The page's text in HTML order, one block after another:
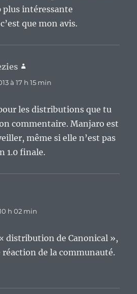
plus intéressante
que mon avis.
à 17 h 15 min
les distributions que tu
commentaire. Manjaro est
même si elle n’est pas
1.0 finale.
h 02 min
distribution de Canonical »,
réaction de la communauté.